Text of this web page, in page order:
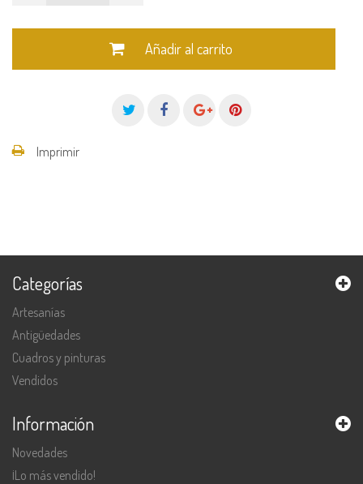
Añadir al carrito
Imprimir
Categorías
Artesanías
Antigüedades
Cuadros y pinturas
Vendidos
Información
Novedades
¡Lo más vendido!